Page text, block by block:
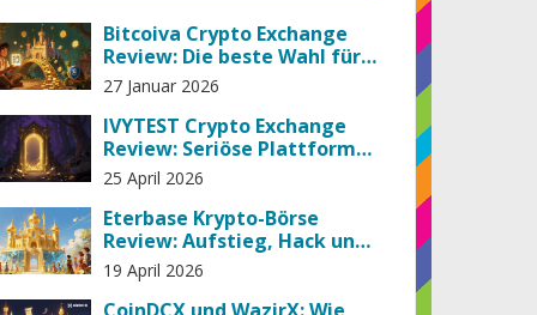
Bitcoiva Crypto Exchange
Review: Die beste Wahl für
indische Trader im Jahr
2026?
27 Januar 2026
IVYTEST Crypto Exchange
Review: Seriöse Plattform
oder gefährlicher Scam?
25 April 2026
Eterbase Krypto-Börse
Review: Aufstieg, Hack und
der totale Absturz
19 April 2026